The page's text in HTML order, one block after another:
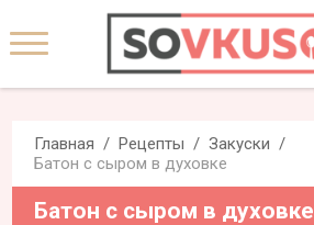
Главная Рецепты
Закуски
Батон с сыром в духовке
Батон с сыром в духовке